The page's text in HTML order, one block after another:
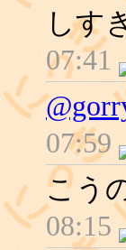
しす
07:41
07:59
こう
08:15